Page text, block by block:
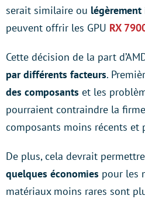
serait similaire ou
peuvent offrir les GPU RX
Cette décision de la part
par différents facteurs.
des composants et les
pourraient contraindre la
composants moins récents et
De plus, cela devrait
quelques économies pour les
matériaux moins rares sont